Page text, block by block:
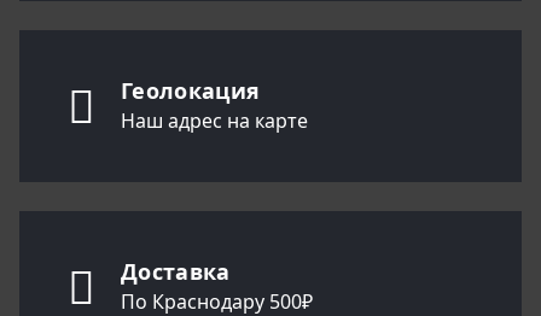
Геолокация
Наш адрес на карте
Доставка
По Краснодару 500₽